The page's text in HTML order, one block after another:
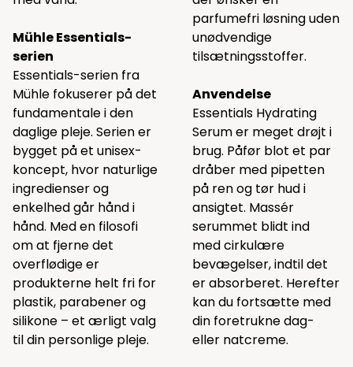
Mühle Essentials-
serien
Essentials-serien fra
Mühle fokuserer på det
fundamentale i den
daglige pleje. Serien er
bygget på et unisex-
koncept, hvor naturlige
ingredienser og
enkelhed går hånd i
hånd. Med en filosofi
om at fjerne det
overflødige er
produkterne helt fri for
plastik, parabener og
silikone – et ærligt valg
til din personlige pleje.
parfumefri løsning uden
unødvendige
tilsætningsstoffer.
Anvendelse
Essentials Hydrating
Serum er meget drøjt i
brug. Påfør blot et par
dråber med pipetten
på ren og tør hud i
ansigtet. Massér
serummet blidt ind
med cirkulære
bevægelser, indtil det
er absorberet. Herefter
kan du fortsætte med
din foretrukne dag-
eller natcreme.